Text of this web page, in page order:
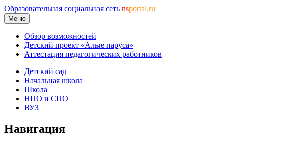
Образовательная социальная сеть nsportal.ru
Меню
Обзор возможностей
Детский проект «Алые паруса»
Аттестация педагогических работников
Детский сад
Начальная школа
Школа
НПО и СПО
ВУЗ
Навигация